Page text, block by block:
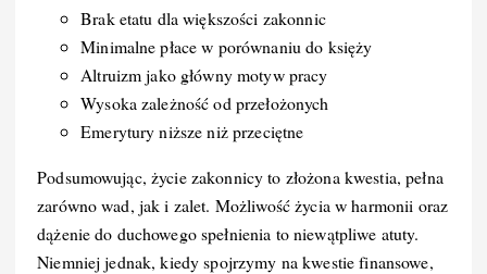
Brak etatu dla większości zakonnic
Minimalne płace w porównaniu do księży
Altruizm jako główny motyw pracy
Wysoka zależność od przełożonych
Emerytury niższe niż przeciętne
Podsumowując, życie zakonnicy to złożona kwestia, pełna
zarówno wad, jak i zalet. Możliwość życia w harmonii oraz
dążenie do duchowego spełnienia to niewątpliwe atuty.
Niemniej jednak, kiedy spojrzymy na kwestie finansowe,